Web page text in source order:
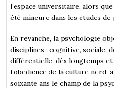
l’espace universitaire, alors
été mineure dans les études de
En revanche, la psychologie
disciplines : cognitive, sociale,
différentielle, dès longtemps et
l’obédience de la culture nord-
soixante ans le champ de la